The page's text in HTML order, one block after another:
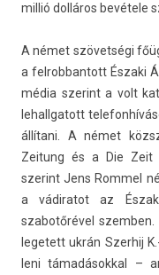
millió dolláros bevétele
A német szövetségi
a fel­robban­tott Északi
média szerint a volt
lehallgatott
állítani. A német
Zeitung és a Die Zeit
szerint Jens Rom­mel
a vádiratot az
szabotőrével
legetett ukrán Szer­hij
leni támadásokk­al –